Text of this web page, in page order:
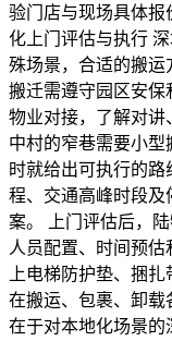
验门店与现场具体报
化上门评估与执行
殊场景，合适的搬运
搬迁需遵守园区安保
物业对接，了解对讲
中村的窄巷需要小
时就给出可执行的
程、交通高峰时段及
案。 上门评估后，
人员配置、时间预
上电梯防护垫、捆
在搬运、包裹、卸载
在于对本地化场景的